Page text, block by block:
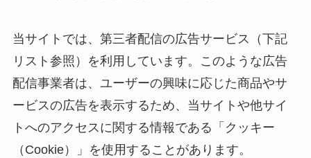
当サイトでは、第三者配信の広告サービス（下記
リスト参照）を利用しています。このような広告
配信事業者は、ユーザーの興味に応じた商品やサ
ービスの広告を表示するため、当サイトや他サイ
トへのアクセスに関する情報である「クッキー
（Cookie）」を使用することがあります。